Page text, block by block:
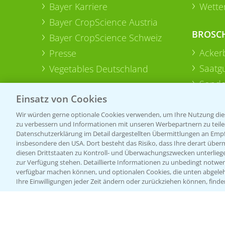
Bayer Karriere
Bayer CropScience Austria
Bayer CropScience Schweiz
Presse
Vegetables Deutschland
Einsatz von Cookies
Wir würden gerne optionale Cookies verwenden, um Ihre Nutzung
zu verbessern und Informationen mit unseren Werbepartnern zu
Datenschutzerklärung im Detail dargestellten Übermittlungen an
insbesondere den USA. Dort besteht das Risiko, dass Ihre derart
diesen Drittstaaten zu Kontroll- und Überwachungszwecken
zur Verfügung stehen. Detaillierte Informationen zu unbedingt
verfügbar machen können, und optionalen Cookies, die unten
Ihre Einwilligungen jeder Zeit ändern oder zurückziehen können,